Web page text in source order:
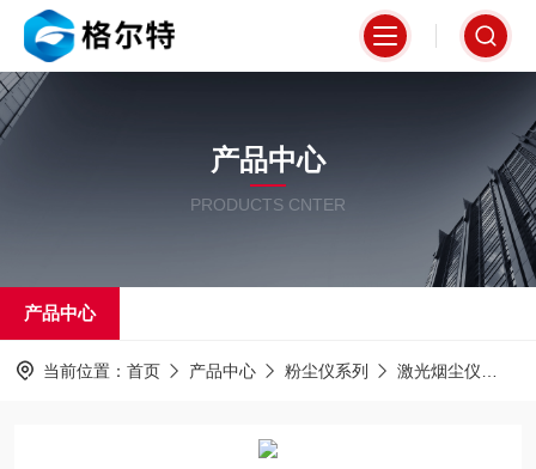
产品中心
PRODUCTS CNTER
产品中心
当前位置： 首页 产品中心 粉尘仪系列 激光烟尘仪